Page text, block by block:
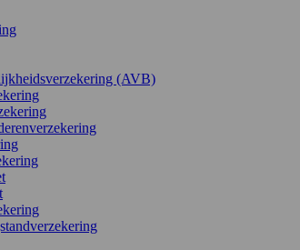
(AVB)